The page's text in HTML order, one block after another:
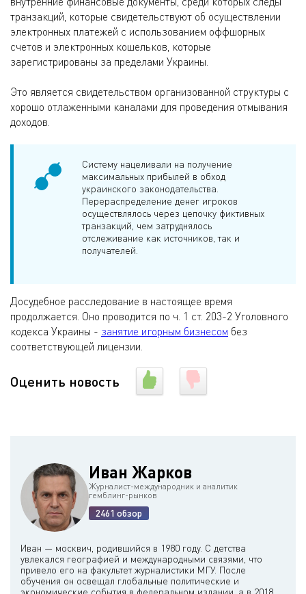
транзакций, которые свидетельствуют об осуществлении
электронных платежей с использованием оффшорных
счетов и электронных кошельков, которые
зарегистрированы за пределами Украины.
Это является свидетельством организованной структуры с
хорошо отлаженными каналами для проведения отмывания
доходов.
Систему нацеливали на получение
максимальных прибылей в обход
украинского законодательства.
Перераспределение денег игроков
осуществлялось через цепочку фиктивных
транзакций, чем затруднялось
отслеживание как источников, так и
получателей.
Досудебное расследование в настоящее время
продолжается. Оно проводится по ч. 1 ст. 203-2 Уголовного
кодекса Украины - занятие игорным бизнесом без
соответствующей лицензии.
Оценить новость
Иван Жарков
Журналист-международник и аналитик
гемблинг-рынков
2461 обзор
Иван — москвич, родившийся в 1980 году. С детства
увлекался географией и международными связями, что
привело его на факультет журналистики МГУ. После
обучения он освещал глобальные политические и
экономические события в федеральном издании, а в 2018